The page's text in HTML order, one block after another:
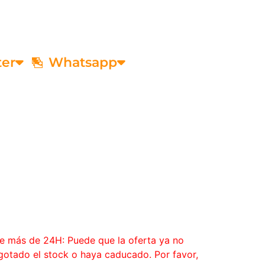
Whatsapp
más de 24H: Puede que la oferta ya no
el stock o haya caducado. Por favor,